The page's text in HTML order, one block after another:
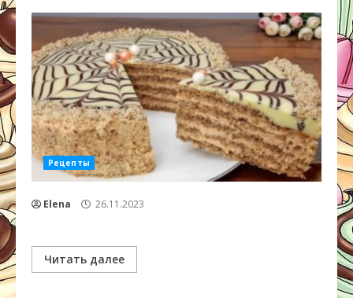
Рецепты
Elena 26.11.2023
Читать далее